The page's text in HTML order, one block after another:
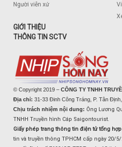
Người viễn xứ
GIỚI THIỆU
THÔNG TIN SCTV
© Copyright 2019 – CÔNG TY TNHH
Địa chỉ: 31-33 Đinh Công Tráng, P. Tân
Chịu trách nhiệm nội dung: Ông Lương
TNHH Truyền hình Cáp Saigontourist.
Giấy phép trang thông tin điện tử tổng
tin và truyền thông TPHCM cấp ngày 20/